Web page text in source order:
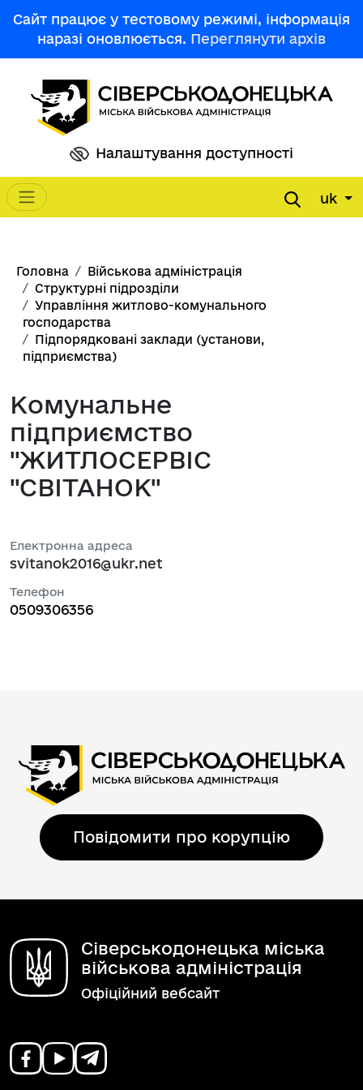
Сайт працює у тестовому режимі, інформація
наразі оновлюється. Переглянути архів
Налаштування доступності
Main navigation uk
Рядок навіґації
Головна
Військова адміністрація
Структурні підрозділи
Управління житлово-комунального
господарства
Підпорядковані заклади (установи,
підприємства)
Комунальне
підприємство
"ЖИТЛОСЕРВІС
"СВІТАНОК"
Електронна адреса
svitanok2016@ukr.net
Телефон
0509306356
Повідомити про корупцію
Сіверськодонецька міська
військова адміністрація
Офіційний вебсайт